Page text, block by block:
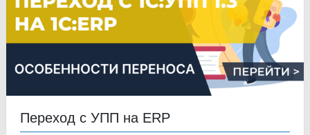
Переход с УПП на ERP